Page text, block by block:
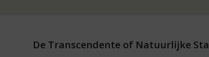
De Transcendente of Natuurlijke